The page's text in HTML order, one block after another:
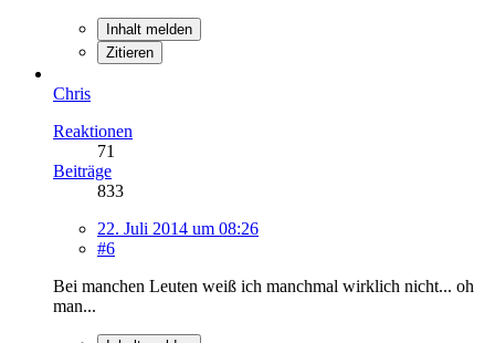
Inhalt melden
Zitieren
Chris
Reaktionen
71
Beiträge
833
22. Juli 2014 um 08:26
#6
Bei manchen Leuten weiß ich manchmal wirklich nicht... oh
man...